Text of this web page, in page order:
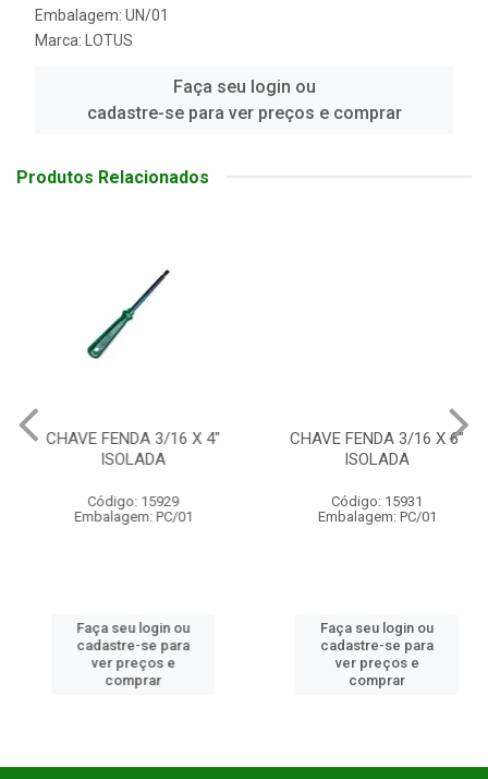
Embalagem: UN/01
Marca:
LOTUS
Faça seu login ou
cadastre-se para ver preços e comprar
Produtos Relacionados
CHAVE FENDA 3/16 X 4"
ISOLADA
Código: 15929
Embalagem: PC/01
Faça seu login ou
cadastre-se para
ver preços e
comprar
CHAVE FENDA 3/16 X 6"
ISOLADA
Código: 15931
Embalagem: PC/01
Faça seu login ou
cadastre-se para
ver preços e
comprar